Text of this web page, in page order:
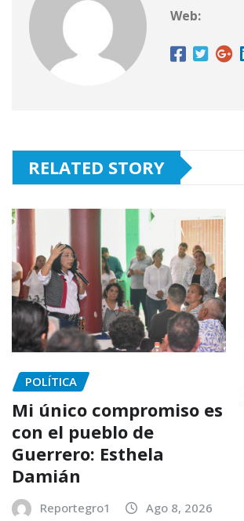
Web:
RELATED STORY
POLÍTICA
Mi único compromiso es
con el pueblo de
Guerrero: Esthela
Damián
Reportegro1 Ago 8, 2026